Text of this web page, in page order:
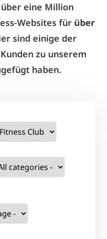
eine Million
Websites für über
sind einige der
zu unserem
haben.